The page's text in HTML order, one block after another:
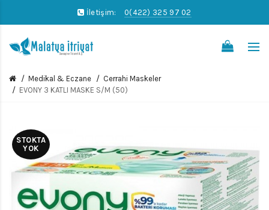
İletişim: 0(422) 325 97 02
Medikal & Eczane
Cerrahi Maskeler
EVONY 3 KATLI MASKE S/M (50)
STOKTA
YOK